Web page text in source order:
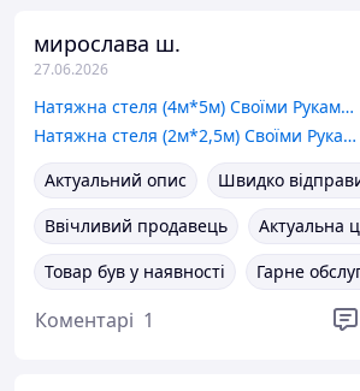
мирослава ш.
27.06.2026
Натяжна стеля (4м*5м) Своїми Руками БІЛА МАТОВА. Натяжна стеля Зроби Сам комплект №53
Натяжна стеля (2м*2,5м) Своїми Руками БІЛА МАТОВА. Натяжна стеля Зроби Сам комплект №22
Актуальний опис
Швидко
Ввічливий продавець
Актуальна
Товар був у наявності
Гарне
Коментарі 1